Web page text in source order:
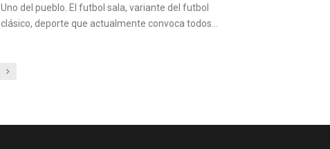
Uno del pueblo. El futbol sala, variante del futbol
clásico, deporte que actualmente convoca todos…
Siguiente